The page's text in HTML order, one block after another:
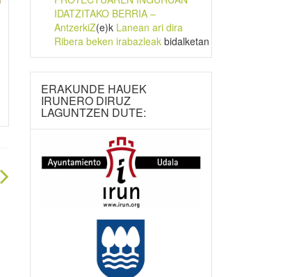
IDATZITAKO BERRIA –
AntzerkiZ(e)k Lanean ari dira
Ribera beken irabazleakbidalketan
ERAKUNDE HAUEK
IRUNERO DIRUZ
LAGUNTZEN DUTE: